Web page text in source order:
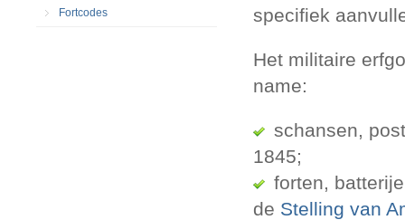
Fortcodes
specifiek
Het militaire
name:
schansen,
1845;
forten,
de Stelling van